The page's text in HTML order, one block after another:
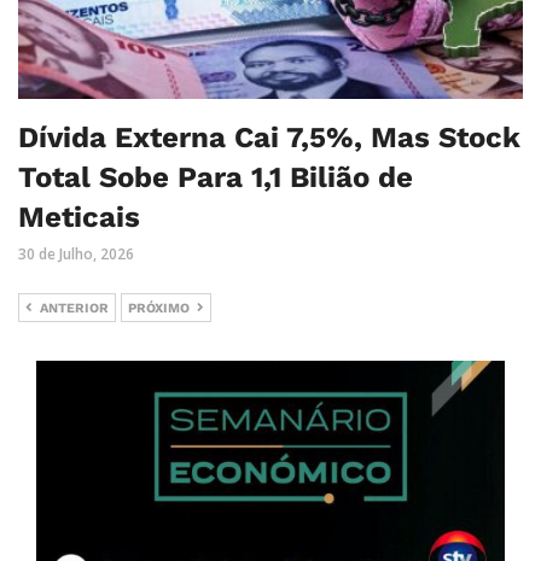
Dívida Externa Cai 7,5%, Mas Stock
Total Sobe Para 1,1 Bilião de
Meticais
30 de Julho, 2026
ANTERIOR PRÓXIMO